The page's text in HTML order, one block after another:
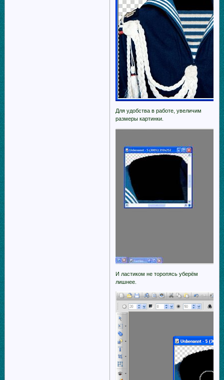
Для удобства в работе, увеличим
размеры картинки.
И ластиком не торопясь уберём
лишнее.